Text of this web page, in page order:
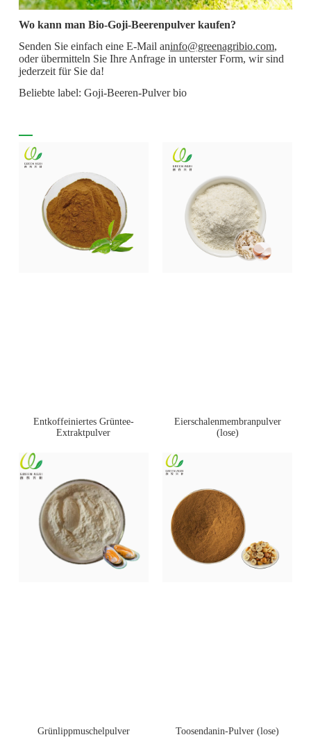
Wo kann man Bio-Goji-Beerenpulver kaufen?
Senden Sie einfach eine E-Mail aninfo@greenagribio.com,
oder übermitteln Sie Ihre Anfrage in unterster Form, wir sind
jederzeit für Sie da!
Beliebte label: Goji-Beeren-Pulver bio
Entkoffeiniertes Grüntee-
Extraktpulver
Eierschalenmembranpulver
(lose)
Grünlippmuschelpulver Toosendanin-Pulver (lose)